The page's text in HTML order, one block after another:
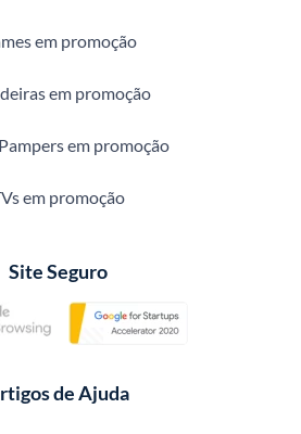
em promoção
em promoção
em promoção
em promoção
Site Seguro
de Ajuda